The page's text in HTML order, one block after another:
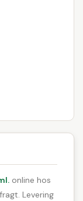
online hos
Levering